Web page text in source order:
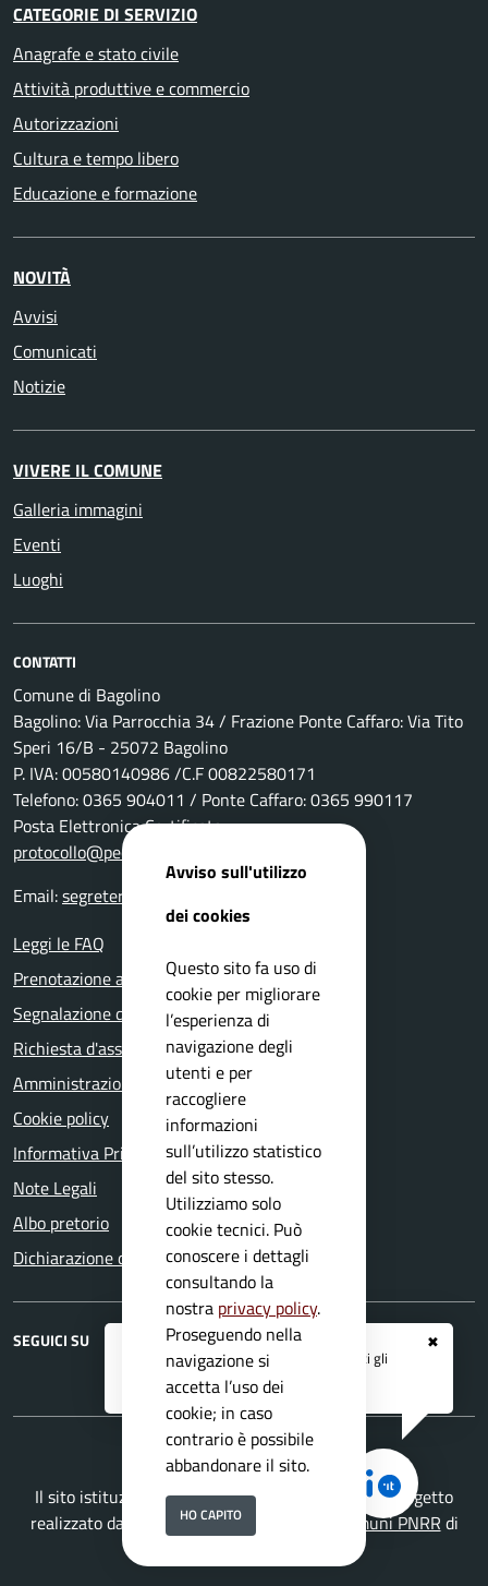
✖
Registrati ai serviziAPP IO
e ricevi tutti gli
aggiornamenti dall'Ente
CATEGORIE DI SERVIZIO
Anagrafe e stato civile
Attività produttive e commercio
Autorizzazioni
Cultura e tempo libero
Educazione e formazione
NOVITÀ
Avvisi
Comunicati
Notizie
VIVERE IL COMUNE
Galleria immagini
Eventi
Luoghi
CONTATTI
Comune di Bagolino
Bagolino: Via Parrocchia 34 / Frazione Ponte Caffaro: Via Tito
Speri 16/B - 25072 Bagolino
P. IVA: 00580140986 /C.F 00822580171
Telefono: 0365 904011 / Ponte Caffaro: 0365 990117
Posta Elettronica Certificata:
protocollo@pec.comune.bagolino.bs.it
Email:segreteria@comune.bagolino.bs.it
Leggi le FAQ
Prenotazione appuntamento
Segnalazione disservizio
Richiesta d'assistenza
Amministrazione trasparente
Cookie policy
Informativa Privacy
Note Legali
Albo pretorio
Dichiarazione di accessibilità
SEGUICI SU
Il sito istituzionale del Comune di Bagolino è un progetto
realizzato da
Secoval srlcon la Soluzione Comuni PNRR di
Avviso sull'utilizzo
dei cookies
Questo sito fa uso di
cookie per migliorare
l’esperienza di
navigazione degli
utenti e per
raccogliere
informazioni
sull’utilizzo statistico
del sito stesso.
Utilizziamo solo
cookie tecnici. Può
conoscere i dettagli
consultando la
nostra privacy policy.
Proseguendo nella
navigazione si
accetta l’uso dei
cookie; in caso
contrario è possibile
abbandonare il sito.
HO CAPITO